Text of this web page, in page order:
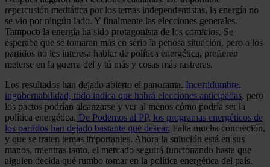
repercusión mediática por los temas independentistas, la energía no
se vio por ningún lado. Y finalmente las elecciones generales.
Tampoco la energía ha sido protagonista de los comicios. Se
esperaba que se tomaran más en serio la penosa situación, pero a los
partidos no les interesa hablar de política energética, prefieren
meterse en la guerra del y tú más y cosas más rastreras.
Los resultados han dejado abierto el panorama. Incertidumbre,
ingobernabilidad, todo indica que habrá elecciones anticipadas, pero
los pactos podrían alcanzarse y ver al menos cómo podría ser la
política energética. De Podemos al PP, los programas energéticos de
los partidos han dejado bastante que desear. Falta mucha concreción,
y que se traten temas importantes. Ahora la solución está en sus
manos, mientras tanto, el mercado seguirá funcionando hasta que
alguien decida qué rumbo tomar en la política energética del país.